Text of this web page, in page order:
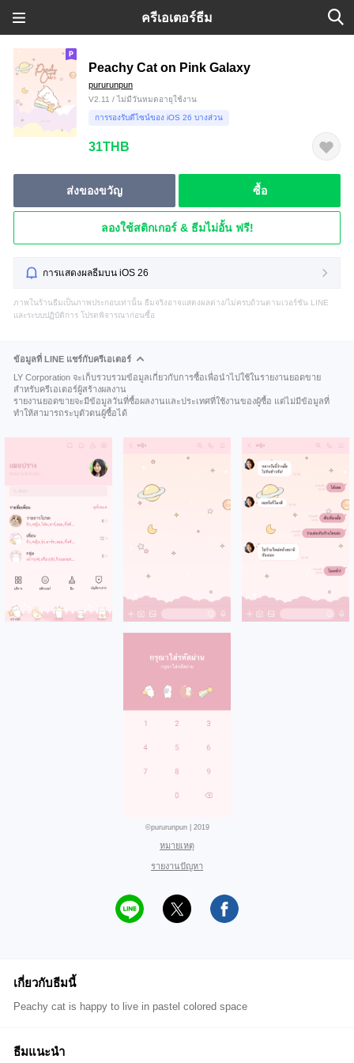
ครีเอเตอร์ธีม
Peachy Cat on Pink Galaxy
pururunpun
V2.11 / ไม่มีวันหมดอายุใช้งาน
การรองรับดีไซน์ของ iOS 26 บางส่วน
31THB
ส่งของขวัญ ซื้อ
ลองใช้สติกเกอร์ & ธีมไม่อั้น ฟรี!
การแสดงผลธีมบน iOS 26
ภาพในร้านธีมเป็นภาพประกอบเท่านั้น ธีมจริงอาจแสดงผลต่าง/ไม่ครบถ้วนตามเวอร์ชัน LINE
และระบบปฏิบัติการ โปรดพิจารณาก่อนซื้อ
ข้อมูลที่ LINE แชร์กับครีเอเตอร์
LY Corporation จะเก็บรวบรวมข้อมูลเกี่ยวกับการซื้อเพื่อนำไปใช้ในรายงานยอดขาย
สำหรับครีเอเตอร์ผู้สร้างผลงาน
รายงานยอดขายจะมีข้อมูลวันที่ซื้อผลงานและประเทศที่ใช้งานของผู้ซื้อ แต่ไม่มีข้อมูลที่
ทำให้สามารถระบุตัวตนผู้ซื้อได้
©pururunpun | 2019
หมายเหตุ
รายงานปัญหา
เกี่ยวกับธีมนี้
Peachy cat is happy to live in pastel colored space
ธีมแนะนำ